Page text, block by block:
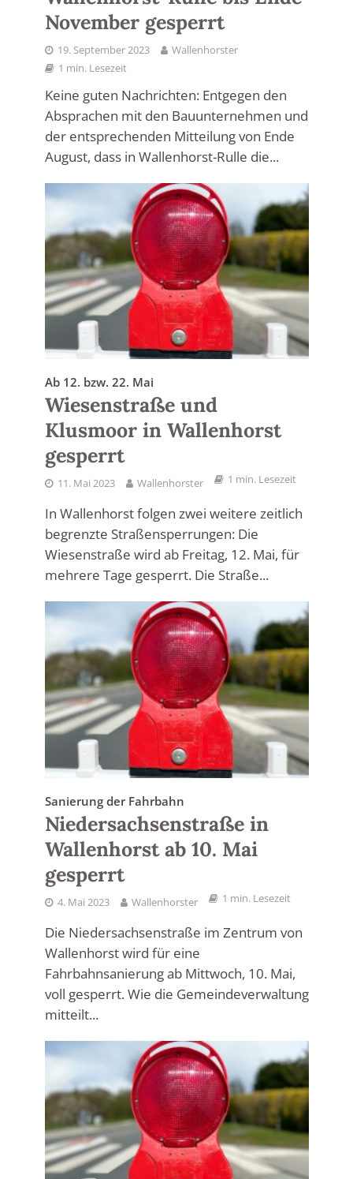
November gesperrt
19. September 2023
Wallenhorster
1 min. Lesezeit
Keine guten Nachrichten: Entgegen den
Absprachen mit den Bauunternehmen und
der entsprechenden Mitteilung von Ende
August, dass in Wallenhorst-Rulle die...
Ab 12. bzw. 22. Mai
Wiesenstraße und
Klusmoor in Wallenhorst
gesperrt
11. Mai 2023 Wallenhorster 1 min. Lesezeit
In Wallenhorst folgen zwei weitere zeitlich
begrenzte Straßensperrungen: Die
Wiesenstraße wird ab Freitag, 12. Mai, für
mehrere Tage gesperrt. Die Straße...
Sanierung der Fahrbahn
Niedersachsenstraße in
Wallenhorst ab 10. Mai
gesperrt
4. Mai 2023 Wallenhorster 1 min. Lesezeit
Die Niedersachsenstraße im Zentrum von
Wallenhorst wird für eine
Fahrbahnsanierung ab Mittwoch, 10. Mai,
voll gesperrt. Wie die Gemeindeverwaltung
mitteilt...